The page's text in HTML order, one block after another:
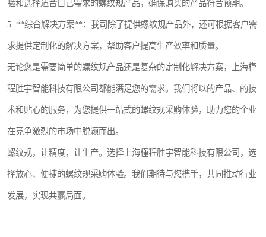
验和选择适合自己需求的螺纹规产品，确保购买的产品符合预期。
5. **综合解决方案**：我司除了提供螺纹规产品外，还可根据客户需
求提供定制化的解决方案，帮助客户提高生产效率和质量。
无论您是需要简单的螺纹规产品还是复杂的定制化解决方案，上海槿
程胜宇智能科技有限公司都能满足您的需求。我们将以的产品、的技
术和贴心的服务，为您提供一站式的螺纹规采购体验，助力您的企业
在竞争激烈的市场中脱颖而出。
螺纹规，让精度，让生产。选择上海槿程胜宇智能科技有限公司，选
择放心、便捷的螺纹规采购体验。我们期待与您携手，共同推动行业
发展，实现共赢局面。